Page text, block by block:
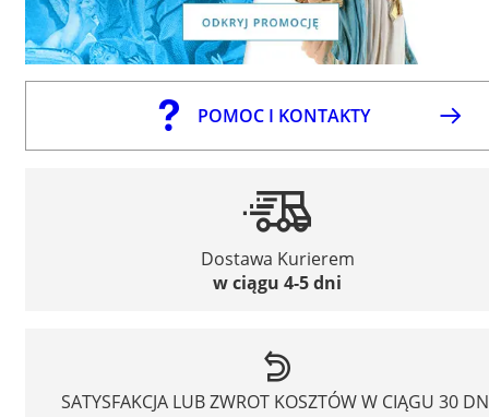
POMOC I KONTAKTY
Dostawa Kurierem
w ciągu 4-5 dni
SATYSFAKCJA LUB ZWROT KOSZTÓW W CIĄGU 30